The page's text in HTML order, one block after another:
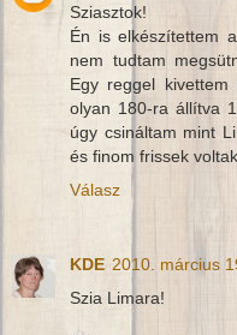
Sziasztok!
Én is elkészítettem
nem tudtam
Egy reggel
olyan 180-ra állítva
úgy csináltam mint
és finom frissek
Válasz
KDE 2010. március
Szia Limara!